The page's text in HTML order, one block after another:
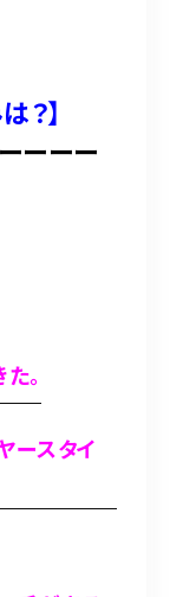
？】
ーーー
。
ースタイ